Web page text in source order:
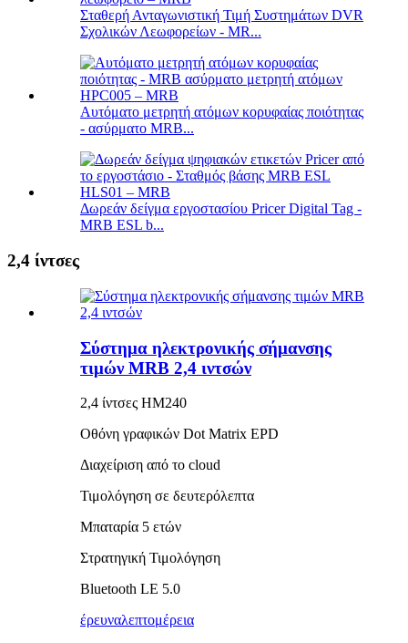
Σταθερή Ανταγωνιστική Τιμή Συστημάτων DVR
Σχολικών Λεωφορείων - MR...
Αυτόματο μετρητή ατόμων κορυφαίας ποιότητας
- ασύρματο MRB...
Δωρεάν δείγμα εργοστασίου Pricer Digital Tag -
MRB ESL b...
2,4 ίντσες
Σύστημα ηλεκτρονικής σήμανσης
τιμών MRB 2,4 ιντσών
2,4 ίντσες HM240
Οθόνη γραφικών Dot Matrix EPD
Διαχείριση από το cloud
Τιμολόγηση σε δευτερόλεπτα
Μπαταρία 5 ετών
Στρατηγική Τιμολόγηση
Bluetooth LE 5.0
έρευναλεπτομέρεια